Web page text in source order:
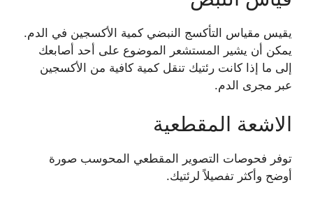
يقيس مقياس التأكسج النبضي كمية الأكسجين في الدم.
يمكن أن يشير المستشعر الموضوع على أحد أصابعك
إلى ما إذا كانت رئتيك تنقل كمية كافية من الأكسجين
عبر مجرى الدم.
الاشعة المقطعية
توفر فحوصات التصوير المقطعي المحوسب صورة
أوضح وأكثر تفصيلاً لرئتيك.